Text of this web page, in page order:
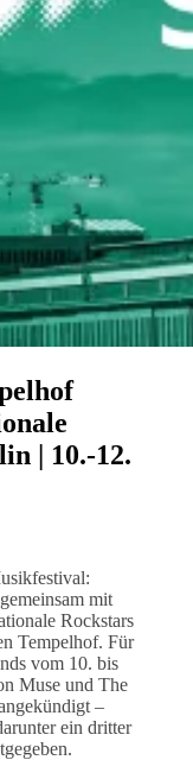
| 10.-12.
mit
Rockstars
Tempelhof. Für
vom 10. bis
Muse und The
–
ein dritter